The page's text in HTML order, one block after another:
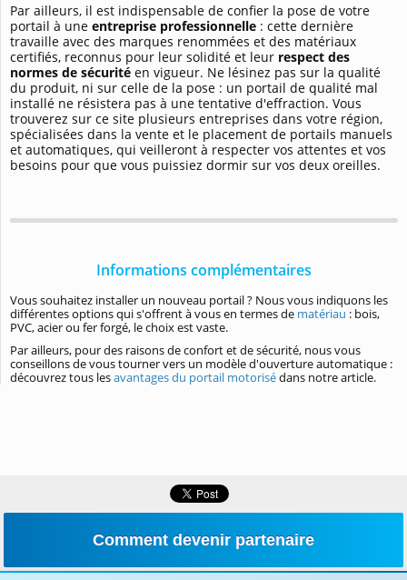
Par ailleurs, il est indispensable de confier la pose de votre
portail à une entreprise professionnelle : cette dernière
travaille avec des marques renommées et des matériaux
certifiés, reconnus pour leur solidité et leur respect des
normes de sécurité en vigueur. Ne lésinez pas sur la qualité
du produit, ni sur celle de la pose : un portail de qualité mal
installé ne résistera pas à une tentative d'effraction. Vous
trouverez sur ce site plusieurs entreprises dans votre région,
spécialisées dans la vente et le placement de portails manuels
et automatiques, qui veilleront à respecter vos attentes et vos
besoins pour que vous puissiez dormir sur vos deux oreilles.
Informations complémentaires
Vous souhaitez installer un nouveau portail ? Nous vous indiquons les
différentes options qui s'offrent à vous en termes de matériau : bois,
PVC, acier ou fer forgé, le choix est vaste.
Par ailleurs, pour des raisons de confort et de sécurité, nous vous
conseillons de vous tourner vers un modèle d'ouverture automatique :
découvrez tous lesavantages du portail motorisédans notre article.
Comment devenir partenaire